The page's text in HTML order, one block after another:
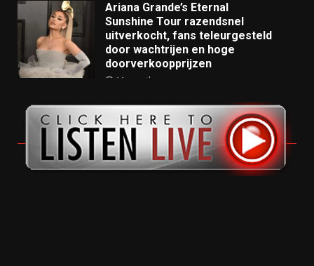
Ariana Grande’s Eternal
Sunshine Tour razendsnel
uitverkocht, fans teleurgesteld
door wachtrijen en hoge
doorverkoopprijzen
11 months ago